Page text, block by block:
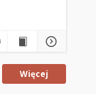
Więcej